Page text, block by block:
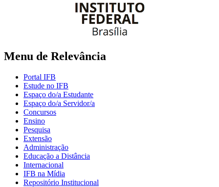
Menu de Relevância
Portal IFB
Estude no IFB
Espaço do/a Estudante
Espaço do/a Servidor/a
Concursos
Ensino
Pesquisa
Extensão
Administração
Educação a Distância
Internacional
IFB na Mídia
Repositório Institucional